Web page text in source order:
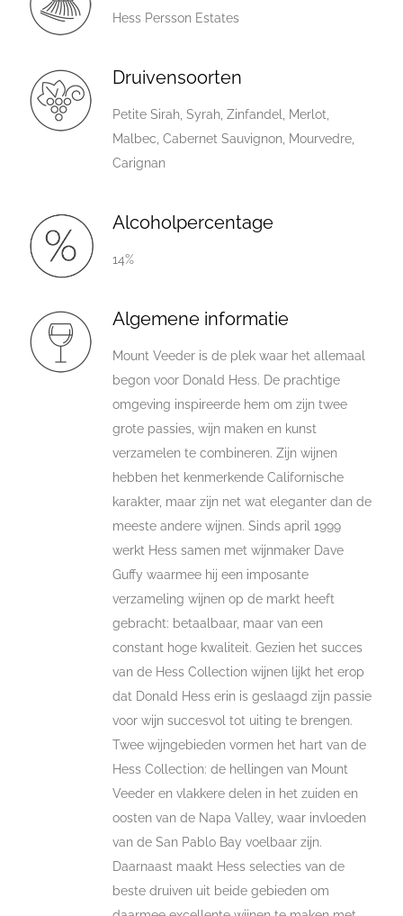
Hess Persson Estates
Druivensoorten
Petite Sirah, Syrah, Zinfandel, Merlot,
Malbec, Cabernet Sauvignon, Mourvedre,
Carignan
Alcoholpercentage
14%
Algemene informatie
Mount Veeder is de plek waar het allemaal
begon voor Donald Hess. De prachtige
omgeving inspireerde hem om zijn twee
grote passies, wijn maken en kunst
verzamelen te combineren. Zijn wijnen
hebben het kenmerkende Californische
karakter, maar zijn net wat eleganter dan de
meeste andere wijnen. Sinds april 1999
werkt Hess samen met wijnmaker Dave
Guffy waarmee hij een imposante
verzameling wijnen op de markt heeft
gebracht: betaalbaar, maar van een
constant hoge kwaliteit. Gezien het succes
van de Hess Collection wijnen lijkt het erop
dat Donald Hess erin is geslaagd zijn passie
voor wijn succesvol tot uiting te brengen.
Twee wijngebieden vormen het hart van de
Hess Collection: de hellingen van Mount
Veeder en vlakkere delen in het zuiden en
oosten van de Napa Valley, waar invloeden
van de San Pablo Bay voelbaar zijn.
Daarnaast maakt Hess selecties van de
beste druiven uit beide gebieden om